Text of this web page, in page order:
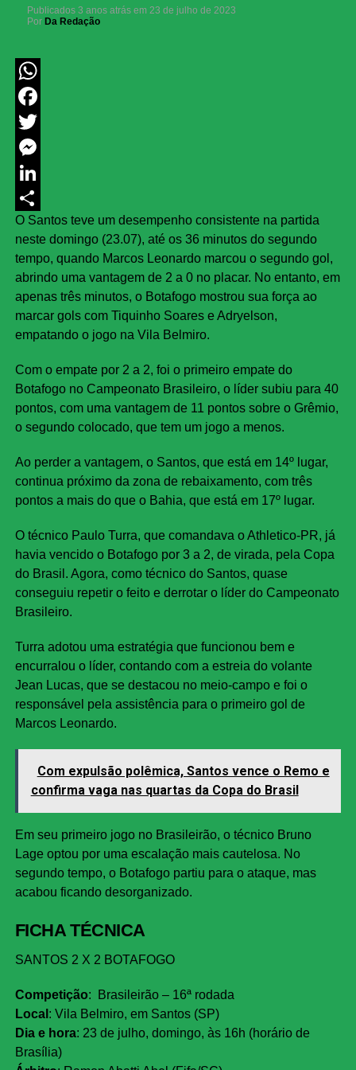
Publicados 3 anos atrás em 23 de julho de 2023
Por Da Redação
WhatsApp
Facebook
Twitter
Messenger
LinkedIn
Share
O Santos teve um desempenho consistente na partida
neste domingo (23.07), até os 36 minutos do segundo
tempo, quando Marcos Leonardo marcou o segundo gol,
abrindo uma vantagem de 2 a 0 no placar. No entanto, em
apenas três minutos, o Botafogo mostrou sua força ao
marcar gols com Tiquinho Soares e Adryelson,
empatando o jogo na Vila Belmiro.
Com o empate por 2 a 2, foi o primeiro empate do
Botafogo no Campeonato Brasileiro, o líder subiu para 40
pontos, com uma vantagem de 11 pontos sobre o Grêmio,
o segundo colocado, que tem um jogo a menos.
Ao perder a vantagem, o Santos, que está em 14º lugar,
continua próximo da zona de rebaixamento, com três
pontos a mais do que o Bahia, que está em 17º lugar.
O técnico Paulo Turra, que comandava o Athletico-PR, já
havia vencido o Botafogo por 3 a 2, de virada, pela Copa
do Brasil. Agora, como técnico do Santos, quase
conseguiu repetir o feito e derrotar o líder do Campeonato
Brasileiro.
Turra adotou uma estratégia que funcionou bem e
encurralou o líder, contando com a estreia do volante
Jean Lucas, que se destacou no meio-campo e foi o
responsável pela assistência para o primeiro gol de
Marcos Leonardo.
Com expulsão polêmica, Santos vence o Remo e
confirma vaga nas quartas da Copa do Brasil
Em seu primeiro jogo no Brasileirão, o técnico Bruno
Lage optou por uma escalação mais cautelosa. No
segundo tempo, o Botafogo partiu para o ataque, mas
acabou ficando desorganizado.
FICHA TÉCNICA
SANTOS 2 X 2 BOTAFOGO
Competição: Brasileirão – 16ª rodada
Local : Vila Belmiro, em Santos (SP)
Dia e hora: 23 de julho, domingo, às 16h (horário de
Brasília)